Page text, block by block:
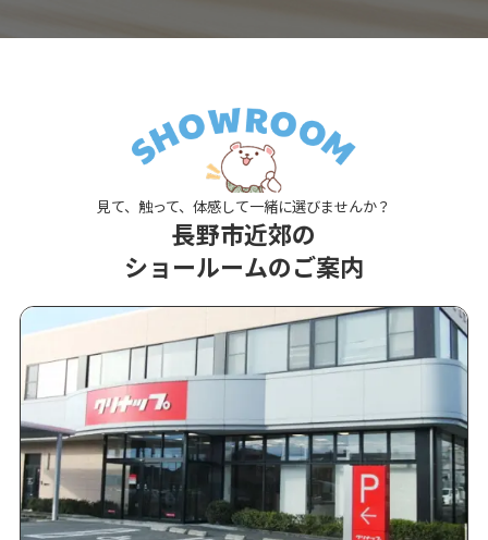
見て、触って、体感して一緒に選びませんか？
長野市近郊の
ショールームのご案内